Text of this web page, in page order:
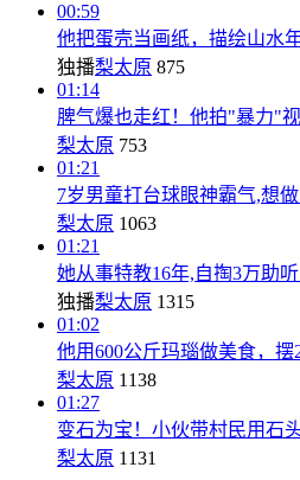
00:59
他把蛋壳当画纸，描绘山水
独播梨太原 875
01:14
脾气爆也走红！他拍"暴力"
梨太原 753
01:21
7岁男童打台球眼神霸气,想
梨太原 1063
01:21
她从事特教16年,自掏3万助
独播梨太原 1315
01:02
他用600公斤玛瑙做美食，摆
梨太原 1138
01:27
变石为宝！小伙带村民用石
梨太原 1131